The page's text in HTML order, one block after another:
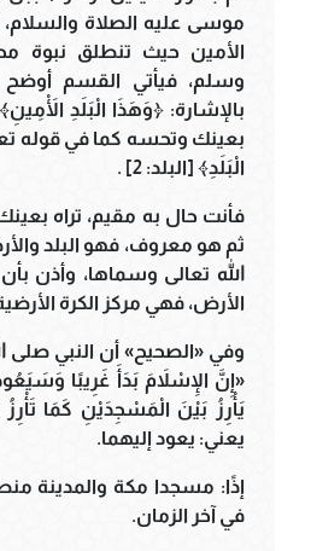
موسى عليه الصلاة والسلام،
الأمين حيث تنطلق نبوة
وسلم، فيأتي القسم
بعينك وتحسه كما في قوله
الْبَلَدِ﴾ [البلد: 2] .
فأنت حال به مقيم، تراه
ثم هو معروف، فهو البلد
الله تعالى وسماها، وأذن
الأرض، فهي مركز الكرة
وفي «الصحيح» أن النبي صلى
«إِنَّ الإِسْلاَمَ بَدَأَ غَرِيبًا
يَأْرِزُ بَيْنَ الْمَسْجِدَيْنِ كَمَا
يعني: يعود إليهما.
إذًا: مسجدا مكة والمدينة
في آخر الزمان.